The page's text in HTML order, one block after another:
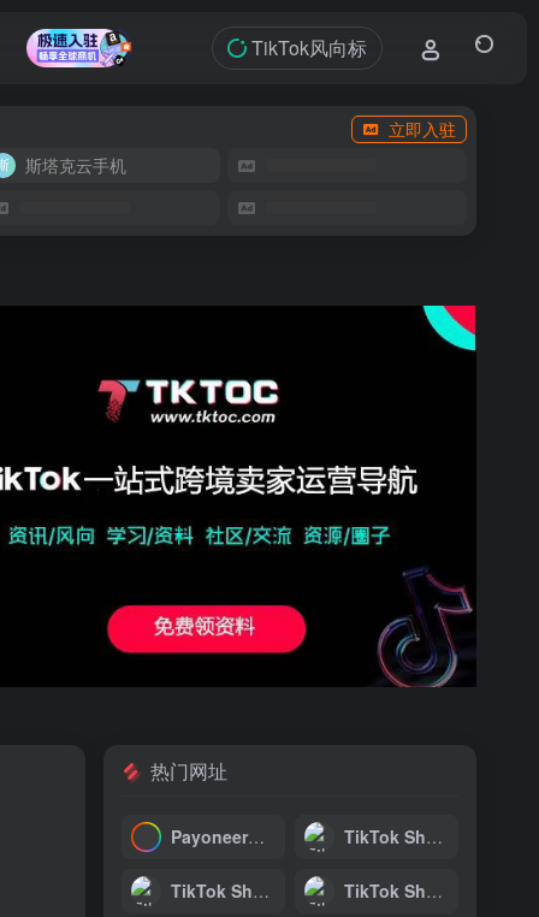
TikTok风向标
立即入驻
斯塔克云手机
热门网址
Payoneer派安盈 TikTok Shop收款-PingPong
TikTok Shop跨境收款-连连国际 TikTok Shop本土收款-连连国际